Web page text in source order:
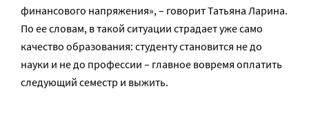
финансового напряжения», – говоритТатьяна Ларина.
По ее словам, в такой ситуации страдает уже само
качество образования: студенту становится не до
науки и не до профессии – главное вовремя оплатить
следующий семестр и выжить.